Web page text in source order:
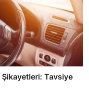
Şikayetleri: Tavsiye